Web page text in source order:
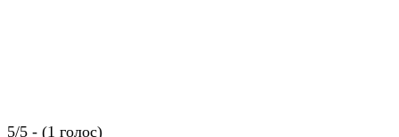
5/5 - (1 голос)